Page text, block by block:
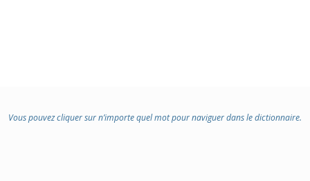
Vous pouvez cliquer sur n’importe quel mot pour naviguer dans le dictionnaire.